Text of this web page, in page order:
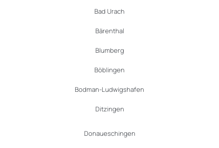
Bad Urach
Bärenthal
Blumberg
Böblingen
Bodman-Ludwigshafen
Ditzingen
Donaueschingen